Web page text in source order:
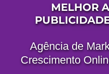
MELHOR
Agência de
Crescimento